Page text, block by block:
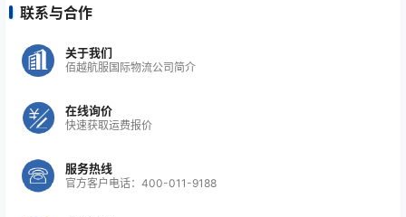
联系与合作
关于我们
佰越航服国际物流公司简介
在线询价
快速获取运费报价
服务热线
官方客户电话：400-011-9188